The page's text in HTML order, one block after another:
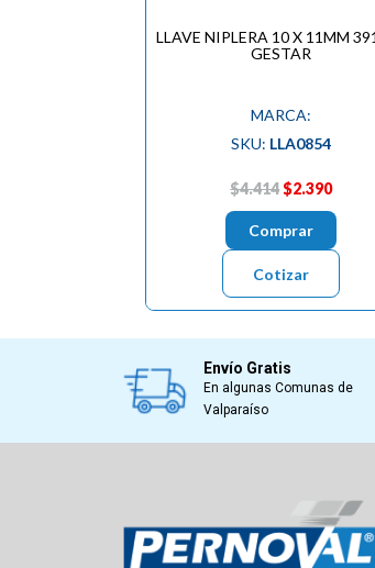
LLAVE NIPLERA 10 X 11MM
GESTAR
MARCA:
SKU: LLA0854
$4.414$2.390
Comprar
Cotizar
Envío Gratis
En algunas Comunas de
Valparaíso